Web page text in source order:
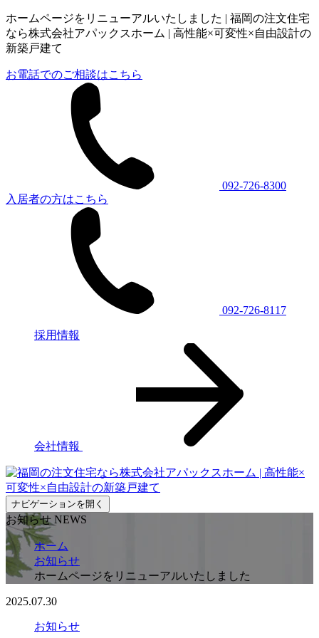
ホームページをリニューアルいたしました | 福岡の注文住宅
なら株式会社アパックスホーム | 高性能×可変性×自由設計の
新築戸建て
お電話でのご相談はこちら
092-726-8300
入居者の方はこちら
092-726-8117
採用情報
会社情報
ナビゲーションを開く
お知らせ NEWS
ホーム
お知らせ
ホームページをリニューアルいたしました
2025.07.30
お知らせ